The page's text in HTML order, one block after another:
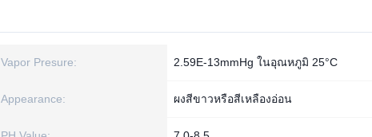
Vapor Presure: 2.59E-13mmHg ในอุณหภูมิ 25°C
Appearance: ผงสีขาวหรือสีเหลืองอ่อน